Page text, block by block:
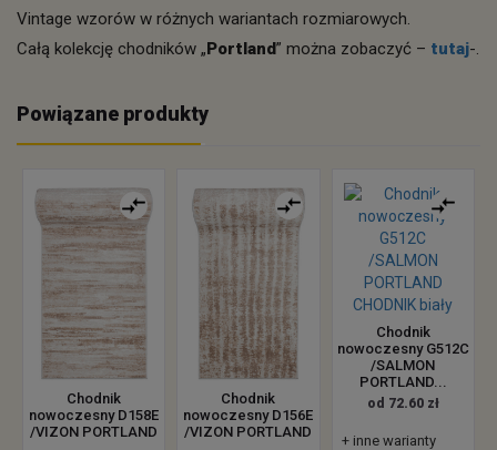
Vintage wzorów w różnych wariantach rozmiarowych.
Całą kolekcję chodników „Portland” można zobaczyć – tutaj-.
Powiązane produkty
Chodnik
nowoczesny D158E
/VIZON PORTLAND
Chodnik
nowoczesny D156E
/VIZON PORTLAND
Chodnik
nowoczesny G512C
/SALMON
PORTLAND...
od 72.60 zł
+ inne warianty